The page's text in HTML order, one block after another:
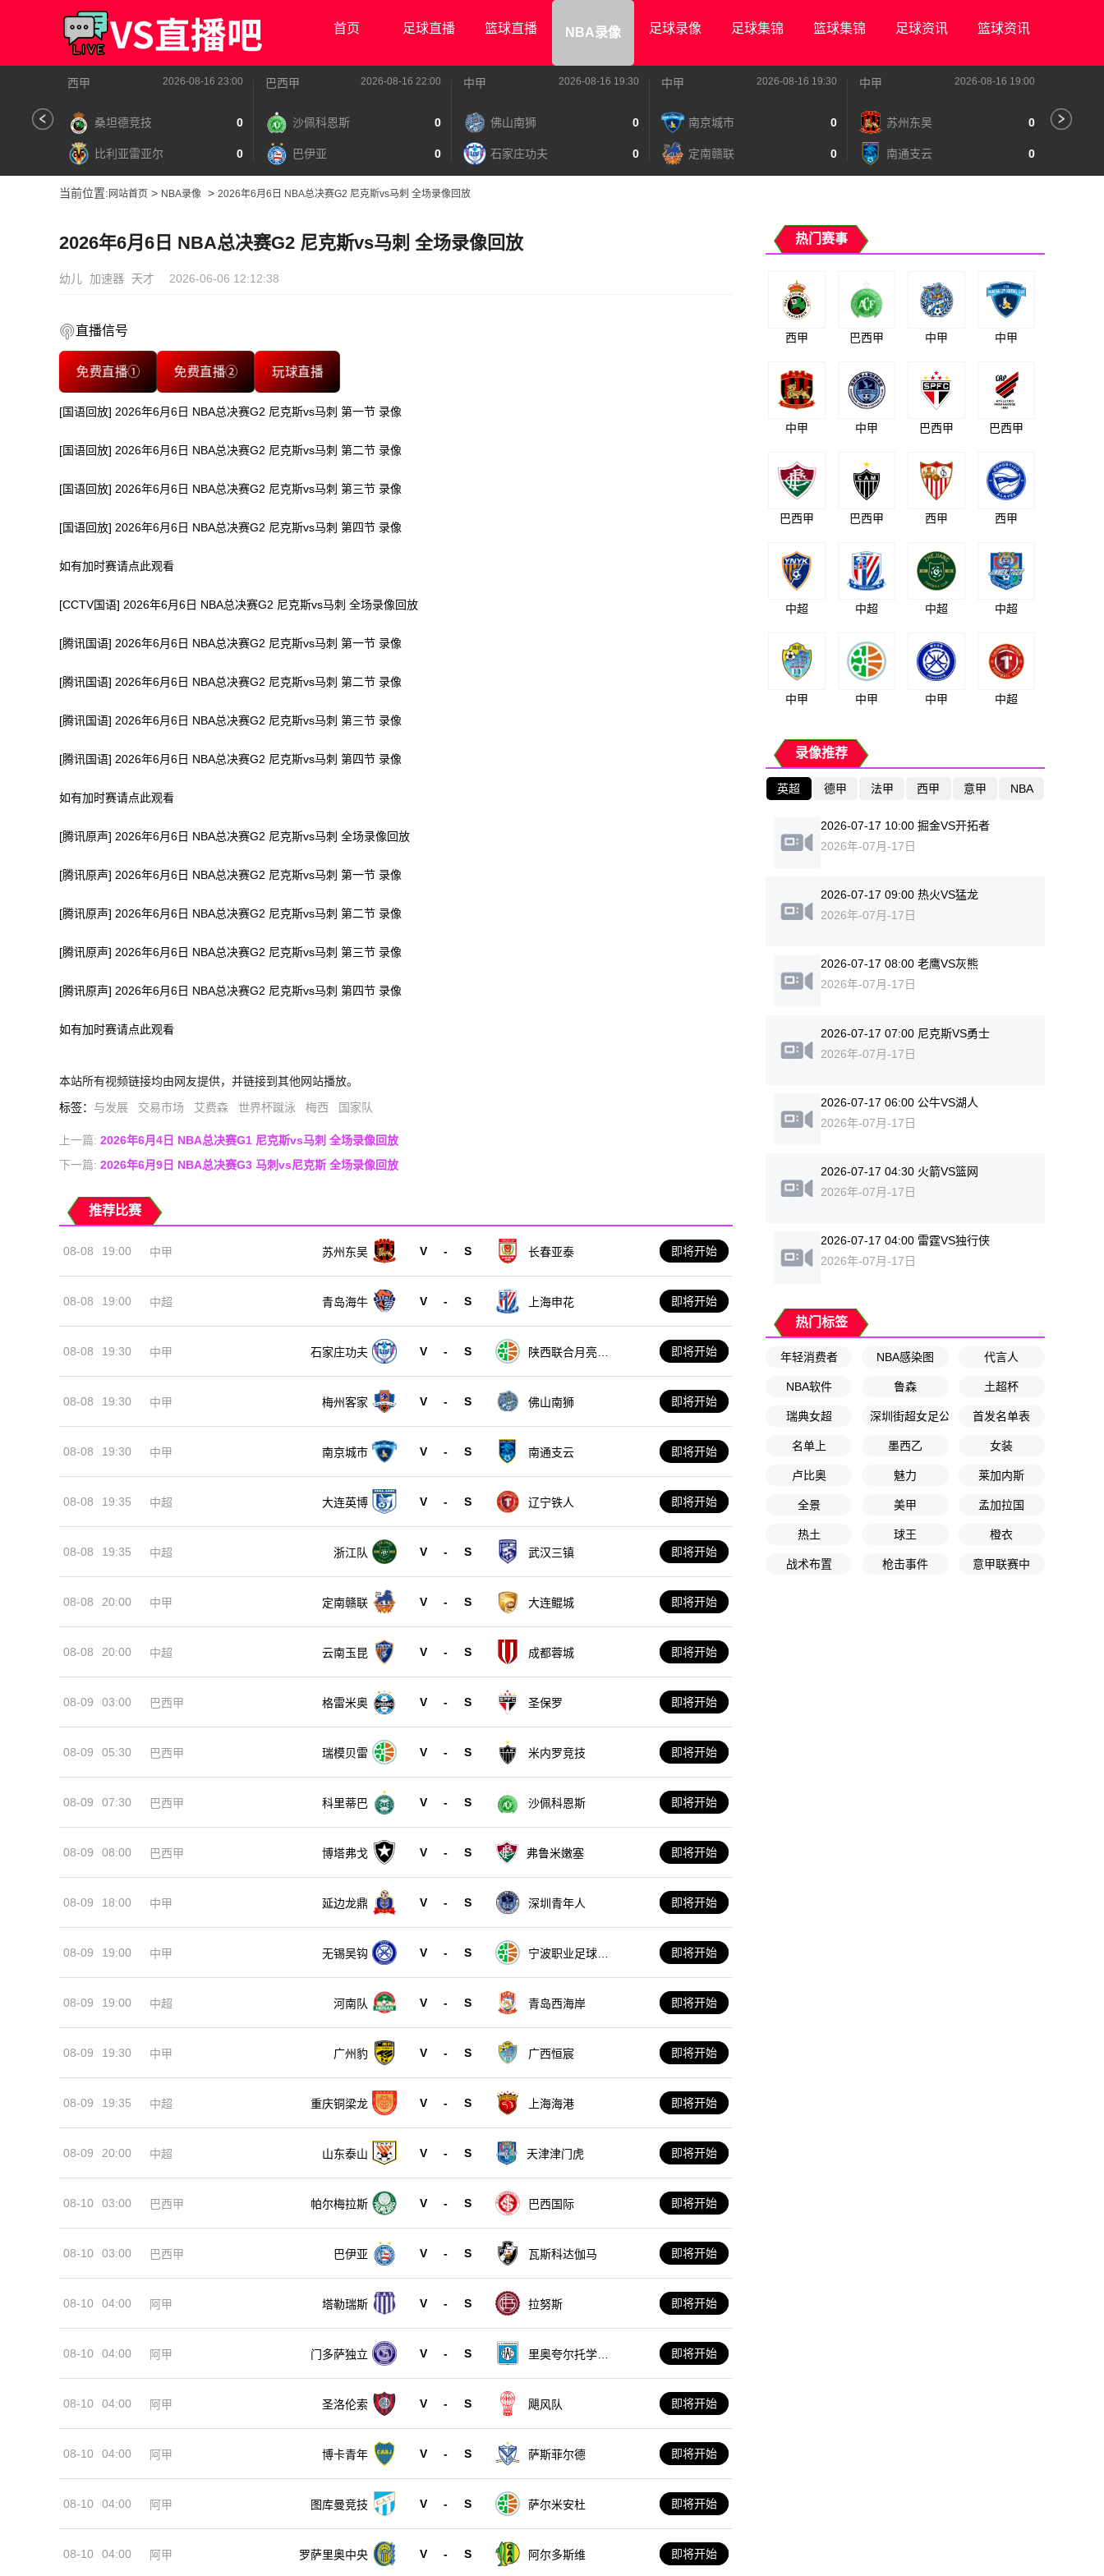
首页 足球直播 篮球直播 NBA录像 足球录像 足球集锦 篮球集锦 足球资讯 篮球资讯
西甲 2026-08-16 23:00
桑坦德竞技 0
比利亚雷亚尔 0
巴西甲 2026-08-16 22:00
沙佩科恩斯 0
巴伊亚 0
中甲 2026-08-16 19:30
佛山南狮 0
石家庄功夫 0
中甲 2026-08-16 19:30
南京城市 0
定南赣联 0
中甲 2026-08-16 19:00
苏州东吴 0
南通支云 0
当前位置: 网站首页 > NBA录像 > 2026年6月6日 NBA总决赛G2 尼克斯vs马刺 全场录像回放
2026年6月6日 NBA总决赛G2 尼克斯vs马刺 全场录像回放
幼儿 加速器 天才 2026-06-06 12:12:38
直播信号
免费直播① 免费直播② 玩球直播
[国语回放] 2026年6月6日 NBA总决赛G2 尼克斯vs马刺 第一节 录像
[国语回放] 2026年6月6日 NBA总决赛G2 尼克斯vs马刺 第二节 录像
[国语回放] 2026年6月6日 NBA总决赛G2 尼克斯vs马刺 第三节 录像
[国语回放] 2026年6月6日 NBA总决赛G2 尼克斯vs马刺 第四节 录像
如有加时赛请点此观看
[CCTV国语] 2026年6月6日 NBA总决赛G2 尼克斯vs马刺 全场录像回放
[腾讯国语] 2026年6月6日 NBA总决赛G2 尼克斯vs马刺 第一节 录像
[腾讯国语] 2026年6月6日 NBA总决赛G2 尼克斯vs马刺 第二节 录像
[腾讯国语] 2026年6月6日 NBA总决赛G2 尼克斯vs马刺 第三节 录像
[腾讯国语] 2026年6月6日 NBA总决赛G2 尼克斯vs马刺 第四节 录像
如有加时赛请点此观看
[腾讯原声] 2026年6月6日 NBA总决赛G2 尼克斯vs马刺 全场录像回放
[腾讯原声] 2026年6月6日 NBA总决赛G2 尼克斯vs马刺 第一节 录像
[腾讯原声] 2026年6月6日 NBA总决赛G2 尼克斯vs马刺 第二节 录像
[腾讯原声] 2026年6月6日 NBA总决赛G2 尼克斯vs马刺 第三节 录像
[腾讯原声] 2026年6月6日 NBA总决赛G2 尼克斯vs马刺 第四节 录像
如有加时赛请点此观看
本站所有视频链接均由网友提供，并链接到其他网站播放。
标签： 与发展 交易市场 艾费森 世界杯蹴泳 梅西 国家队
上一篇: 2026年6月4日 NBA总决赛G1 尼克斯vs马刺 全场录像回放
下一篇: 2026年6月9日 NBA总决赛G3 马刺vs尼克斯 全场录像回放
推荐比赛
08-08 19:00 中甲 苏州东吴 V - S 长春亚泰 即将开始
08-08 19:00 中超 青岛海牛 V - S 上海申花 即将开始
08-08 19:30 中甲 石家庄功夫 V - S
陕西联合月亮泊
即将开始
08-08 19:30 中甲 梅州客家 V - S 佛山南狮 即将开始
08-08 19:30 中甲 南京城市 V - S 南通支云 即将开始
08-08 19:35 中超 大连英博 V - S 辽宁铁人 即将开始
08-08 19:35 中超 浙江队 V - S 武汉三镇 即将开始
08-08 20:00 中甲 定南赣联 V - S 大连鲲城 即将开始
08-08 20:00 中超 云南玉昆 V - S 成都蓉城 即将开始
08-09 03:00 巴西甲 格雷米奥 V - S 圣保罗 即将开始
08-09 05:30 巴西甲 瑞模贝雷 V - S 米内罗竞技 即将开始
08-09 07:30 巴西甲 科里蒂巴 V - S 沙佩科恩斯 即将开始
08-09 08:00 巴西甲 博塔弗戈 V - S 弗鲁米嫩塞 即将开始
08-09 18:00 中甲 延边龙鼎 V - S 深圳青年人 即将开始
08-09 19:00 中甲 无锡吴钩 V - S
宁波职业足球俱
即将开始
08-09 19:00 中超 河南队 V - S 青岛西海岸 即将开始
08-09 19:30 中甲 广州豹 V - S 广西恒宸 即将开始
08-09 19:35 中超 重庆铜梁龙 V - S 上海海港 即将开始
08-09 20:00 中超 山东泰山 V - S 天津津门虎 即将开始
08-10 03:00 巴西甲 帕尔梅拉斯 V - S 巴西国际 即将开始
08-10 03:00 巴西甲 巴伊亚 V - S 瓦斯科达伽马 即将开始
08-10 04:00 阿甲 塔勒瑞斯 V - S 拉努斯 即将开始
08-10 04:00 阿甲 门多萨独立 V - S
里奥夸尔托学生
即将开始
08-10 04:00 阿甲 圣洛伦索 V - S 飓风队 即将开始
08-10 04:00 阿甲 博卡青年 V - S 萨斯菲尔德 即将开始
08-10 04:00 阿甲 图库曼竞技 V - S 萨尔米安杜 即将开始
08-10 04:00 阿甲 罗萨里奥中央 V - S 阿尔多斯维 即将开始
热门赛事
西甲 巴西甲 中甲 中甲
中甲 中甲 巴西甲 巴西甲
巴西甲 巴西甲 西甲 西甲
中超 中超 中超 中超
中甲 中甲 中甲 中超
录像推荐
英超 德甲 法甲 西甲 意甲 NBA
2026-07-17 10:00 掘金VS开拓者
2026年-07月-17日
2026-07-17 09:00 热火VS猛龙
2026年-07月-17日
2026-07-17 08:00 老鹰VS灰熊
2026年-07月-17日
2026-07-17 07:00 尼克斯VS勇士
2026年-07月-17日
2026-07-17 06:00 公牛VS湖人
2026年-07月-17日
2026-07-17 04:30 火箭VS篮网
2026年-07月-17日
2026-07-17 04:00 雷霆VS独行侠
2026年-07月-17日
热门标签
年轻消费者 NBA感染图 代言人
NBA软件 鲁森 土超杯
瑞典女超 深圳街超女足公开赛首发名单表
名单上 墨西乙 女装
卢比奥 魅力 莱加内斯
全景 美甲 孟加拉国
热土 球王 橙衣
战术布置 枪击事件 意甲联赛中